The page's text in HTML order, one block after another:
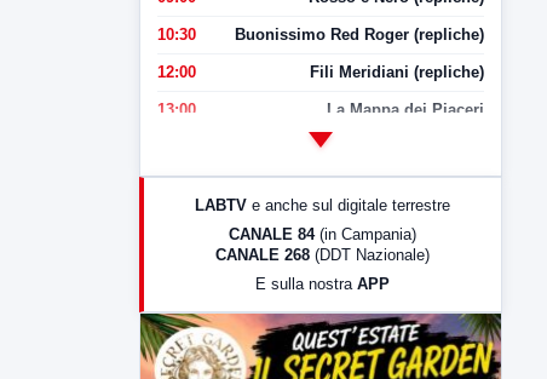
10:30 Buonissimo Red Roger (repliche)
12:00 Fili Meridiani (repliche)
13:00 La Mappa dei Piaceri
LabNews (Diretta)
23:00 LabNews (replica)
LABTV e anche sul digitale terrestre
CANALE 84 (in Campania)
CANALE 268 (DDT Nazionale)
E sulla nostra APP